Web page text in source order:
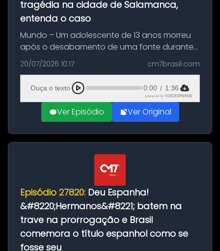
tragédia na cidade de Salamanca,
entenda o caso
Mundo – Um adolescente de 13 anos morreu
após o desabamento de uma fonte durante
as comemorações pelo título da Copa do
Mundo conquistado pela Espanha, em
Ciudad Rodrigo, na província de Salamanca,
no...
20/07/2026 10:17 cm7brasil.com
Ouça o texto 0:00 / 1:36
powered by VOICEXPRESS
Ver Episódio Ver Original
Episódio 27820: Deu Espanha!
&#8220;Hermanos&#8221; batem na
trave na prorrogação e Brasil
comemora o título espanhol como se
fosse seu